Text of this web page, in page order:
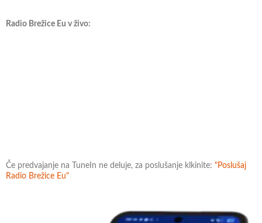
Radio Brežice Eu v živo:
Če predvajanje na TuneIn ne deluje, za poslušanje klkinite: "Poslušaj
Radio Brežice Eu"